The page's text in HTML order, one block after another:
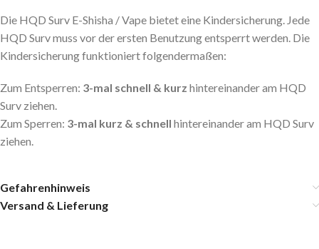
Die HQD Surv E-Shisha / Vape bietet eine Kindersicherung. Jede
HQD Surv muss vor der ersten Benutzung entsperrt werden. Die
Kindersicherung funktioniert folgendermaßen:
Zum Entsperren: 3-mal schnell & kurz hintereinander am HQD
Surv ziehen.
Zum Sperren: 3-mal kurz & schnell hintereinander am HQD Surv
ziehen.
Gefahrenhinweis
Versand & Lieferung